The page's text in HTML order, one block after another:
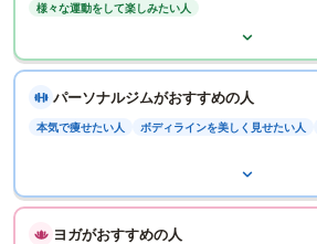
様々な運動をして楽しみたい人
パーソナルジムがおすすめの人
本気で痩せたい人 ボディラインを美しく見せたい人
ヨガがおすすめの人